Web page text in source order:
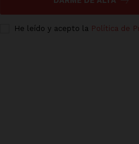
He leído y acepto la Política de